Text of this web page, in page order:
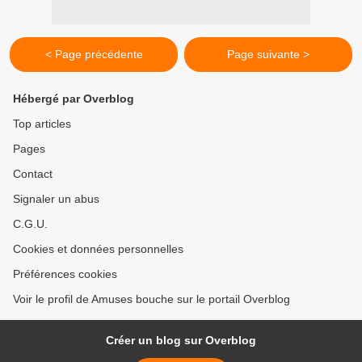
< Page précédente Page suivante >
Hébergé par Overblog
Top articles
Pages
Contact
Signaler un abus
C.G.U.
Cookies et données personnelles
Préférences cookies
Voir le profil de Amuses bouche sur le portail Overblog
Créer un blog sur Overblog